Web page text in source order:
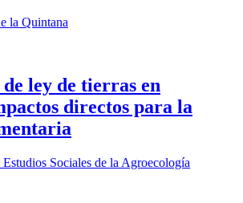
la Quintana
ley de tierras en
directos para la
Sociales de la Agroecología